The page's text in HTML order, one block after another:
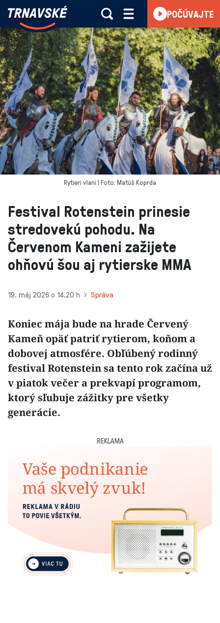
Skočiť na obsah
Trnavské
-
Vieme,
čo
sa
deje
v
kraji
POČÚVAJTE
Festival Rotenstein prinesie
stredovekú pohodu. Na
Červenom Kameni zažijete
ohňovú šou aj rytierske MMA
19. máj 2026 o 14.20 h Správa
Koniec mája bude na hrade Červený
Kameň opäť patriť rytierom, koňom a
dobovej atmosfére. Obľúbený rodinný
festival Rotenstein sa tento rok začína už
v piatok večer a prekvapí programom,
ktorý sľubuje zážitky pre všetky
generácie.
Rytieri vlani | Foto: Matúš Koprda
REKLAMA